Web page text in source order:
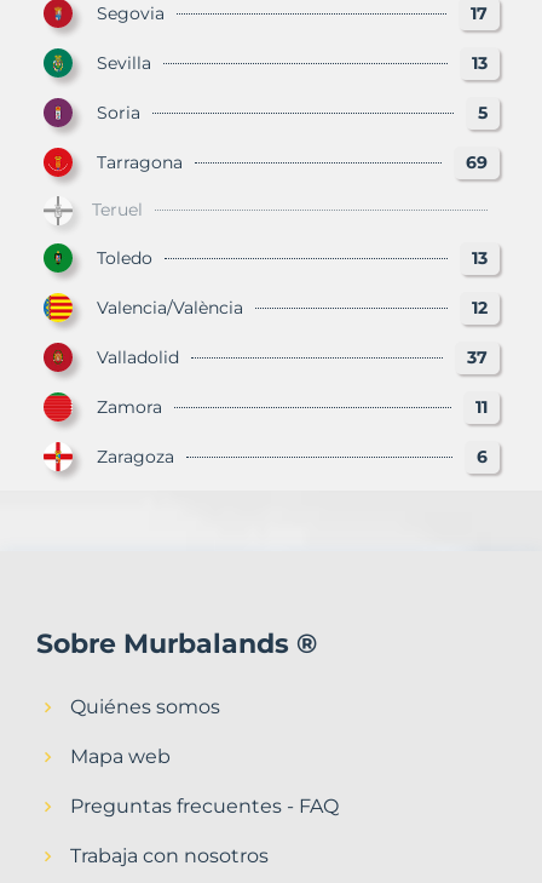
Segovia 17
Sevilla 13
Soria 5
Tarragona 69
Teruel
Toledo 13
Valencia/València 12
Valladolid 37
Zamora 11
Zaragoza 6
Sobre Murbalands ®
Quiénes somos
Mapa web
Preguntas frecuentes - FAQ
Trabaja con nosotros